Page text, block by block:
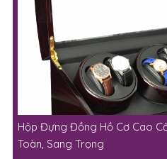
Hộp Đựng Đồng Hồ Cơ Cao
Toàn, Sang Trọng